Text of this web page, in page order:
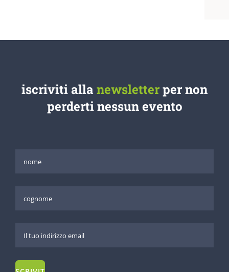
iscriviti allanewsletterper non
perderti nessun evento